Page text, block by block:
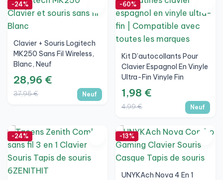
-24%
Clavier + Souris Logitech
MK250 Sans Fil Wireless,
Blanc, Neuf
28,96 €
37,95 € Neuf
-60%
Kit D’autocollants Pour
Clavier Espagnol En Vinyle
Ultra-Fin Vinyle Fin
1,98 €
4,99 € Neuf
-24% -13%
UNYKAch Nova 4 En 1